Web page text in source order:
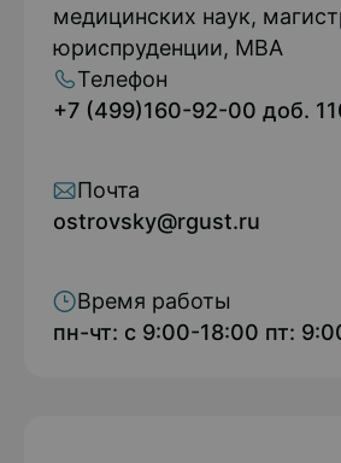
медицинских наук,
юриспруденции, MBA
Телефон
+7 (499)160-92-00 доб.
Почта
ostrovsky@rgust.ru
Время работы
пн-чт: с 9:00-18:00 пт: